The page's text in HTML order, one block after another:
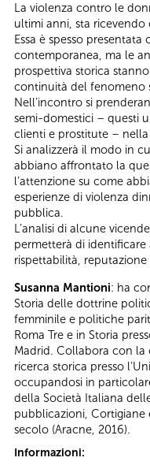
La violenza contro le
ultimi anni, sta
Essa è spesso
contemporanea, ma le
prospettiva storica
continuità del fenomeno
Nell’incontro si
semi-domestici – questi
clienti e prostitute –
Si analizzerà il modo in
abbiano affrontato la
l’attenzione su come
esperienze di violenza
pubblica.
L’analisi di alcune
permetterà di identificare
rispettabilità,
Susanna Mantioni: ha
Storia delle dottrine
femminile e politiche
Roma Tre e in Storia
Madrid. Collabora con
ricerca storica presso
occupandosi in
della Società Italiana
pubblicazioni, Cortigiane
secolo (Aracne, 2016).
Informazioni: